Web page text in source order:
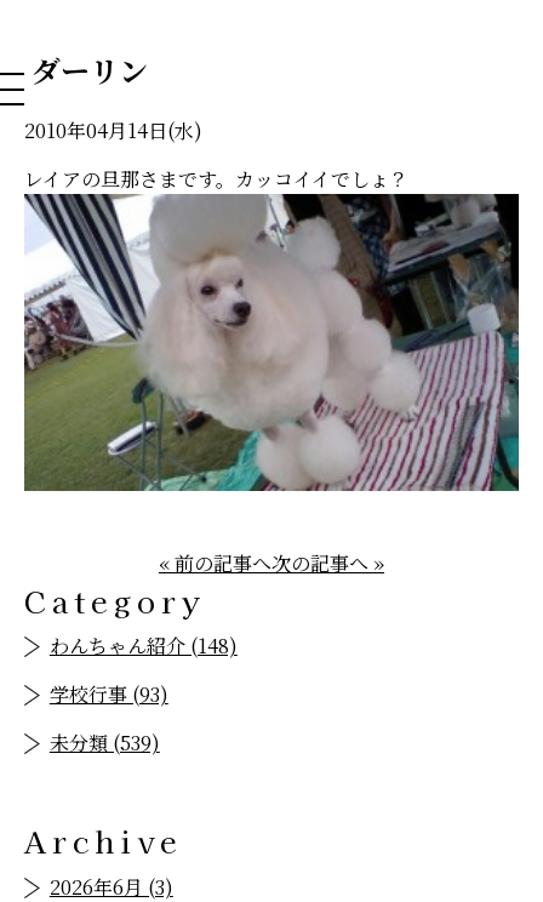
NAHA DOG GROOMING SCHOOL
ダーリン
2010年04月14日(水)
レイアの旦那さまです。カッコイイでしょ？
« 前の記事へ次の記事へ »
Category
わんちゃん紹介 (148)
学校行事 (93)
未分類 (539)
Archive
2026年6月 (3)